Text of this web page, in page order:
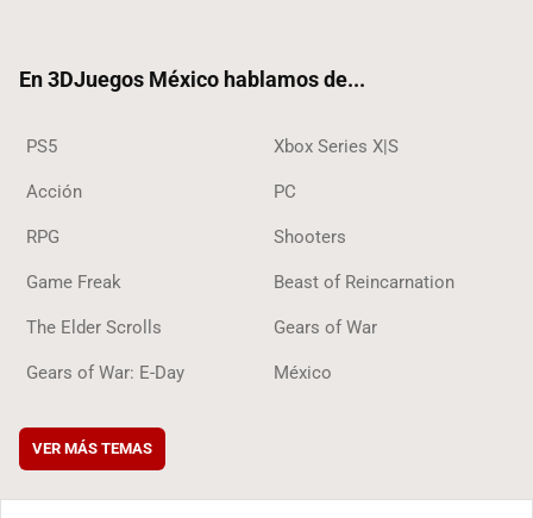
En 3DJuegos México hablamos de...
PS5 Xbox Series X|S
Acción PC
RPG Shooters
Game Freak Beast of Reincarnation
The Elder Scrolls Gears of War
Gears of War: E-Day México
VER MÁS TEMAS